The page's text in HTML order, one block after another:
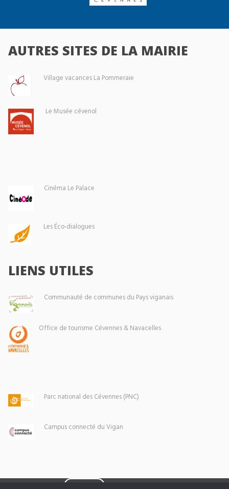
AUTRES SITES DE LA MAIRIE
Village vacances La Pommeraie
Le Musée cévenol
Cinéma Le Palace
Les Éco-dialogues
LIENS UTILES
Communauté de communes du Pays viganais
Office de tourisme Cévennes & Navacelles
Parc national des Cévennes (PNC)
Campus connecté du Vigan